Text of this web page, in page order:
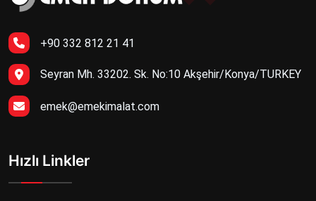
+90 332 812 21 41
Seyran Mh. 33202. Sk. No:10 Akşehir/Konya/TURKEY
emek@emekimalat.com
Hızlı Linkler